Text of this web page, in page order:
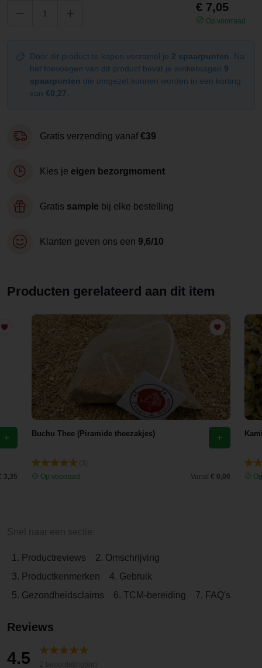
€ 7,05
Op voorraad
Door dit product te kopen verzamel je 2 spaarpunten
. Na
het toevoegen van dit product bevat je winkelwagen 9
spaarpunten die omgezet kunnen worden in een korting
van €0,27
Gratis verzending vanaf €39
Kies je eigen bezorgmoment
Gratis sample bij elke bestelling
Klanten geven ons een 9,6/10
Producten gerelateerd aan dit item
3,35
Buchu Thee (Piramide theezakjes)
Op voorraad
Vanaf € 0,00
1. Productreviews
2. Omschrijving
3. Productkenmerken
4. Gebruik
5. Gezondheidsclaims
6. TCM-bereiding 7. FAQ's
Reviews
4.5